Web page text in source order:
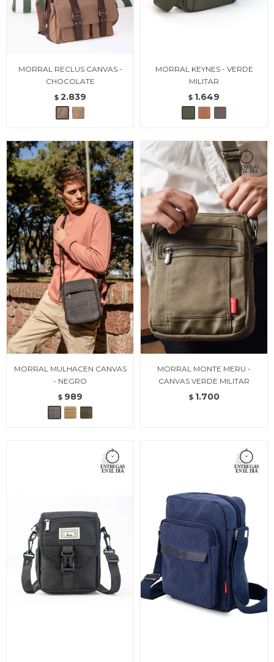
MORRAL RECLUS CANVAS -
CHOCOLATE
$ 2.839
MORRAL KEYNES - VERDE
MILITAR
$ 1.649
MORRAL MULHACEN CANVAS
- NEGRO
$ 989
MORRAL MONTE MERU -
CANVAS VERDE MILITAR
$ 1.700